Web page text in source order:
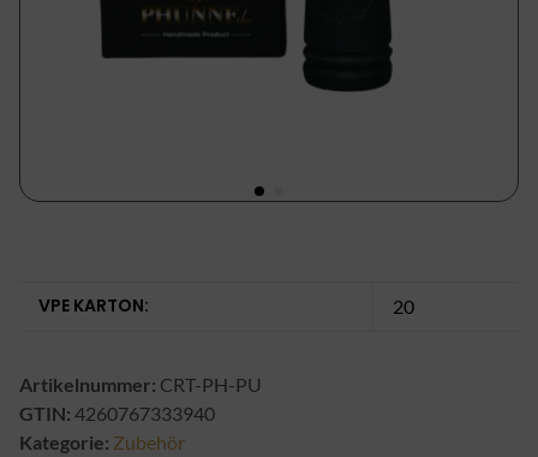
VPE KARTON: 20
Artikelnummer: CRT-PH-PU
GTIN: 4260767333940
Kategorie: Zubehör